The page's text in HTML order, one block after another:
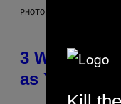
PHOTO ILLUSTRATION
3 Ways
as You Get